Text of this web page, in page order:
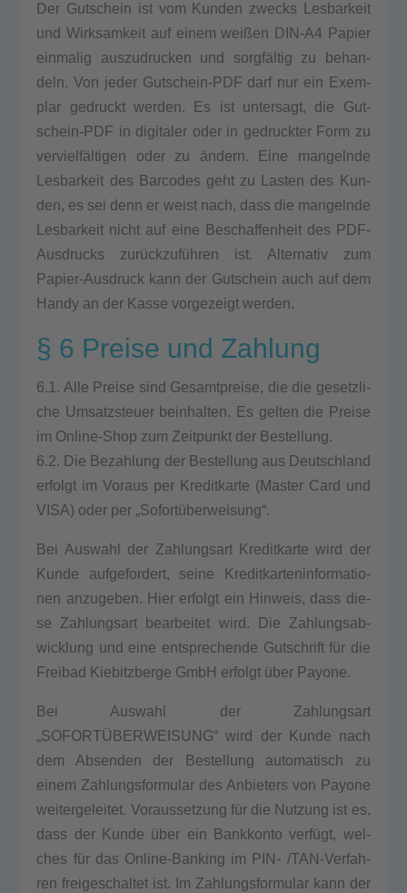
Der Gut­schein ist vom Kun­den zwecks Les­bar­keit
und Wirk­sam­keit auf einem wei­ßen DIN-A4 Papier
ein­ma­lig aus­zu­dru­cken und sorgfältig zu behan­
deln. Von jeder Gut­schein-PDF darf nur ein Exem­
plar gedruckt wer­den. Es ist unter­sagt, die Gut­
schein-PDF in digi­ta­ler oder in gedruck­ter Form zu
vervielfältigen oder zu ändern. Eine man­geln­de
Les­bar­keit des Bar­codes geht zu Las­ten des Kun­
den, es sei denn er weist nach, dass die man­geln­de
Les­bar­keit nicht auf eine Beschaf­fen­heit des PDF-
Aus­drucks zurückzuführen ist. Alter­na­tiv zum
Papier-Aus­druck kann der Gut­schein auch auf dem
Han­dy an der Kas­se vor­ge­zeigt wer­den.
§ 6 Preise und Zahlung
6.1. Alle Prei­se sind Gesamt­prei­se, die die gesetz­li­
che Umsatz­steu­er beinhal­ten. Es gel­ten die Prei­se
im Online-Shop zum Zeit­punkt der Bestel­lung.
6.2. Die Bezah­lung der Bestel­lung aus Deutsch­land
erfolgt im Vor­aus per Kre­dit­kar­te (Mas­ter Card und
VISA) oder per „Sofortüberweisung“.
Bei Aus­wahl der Zah­lungs­art Kre­dit­kar­te wird der
Kun­de auf­ge­for­dert, sei­ne Kre­dit­kar­ten­in­for­ma­tio­
nen anzu­ge­ben. Hier erfolgt ein Hin­weis, dass die­
se Zah­lungs­art bear­bei­tet wird. Die Zah­lungs­ab­
wick­lung und eine ent­spre­chen­de Gut­schrift für die
Frei­bad Kie­bitz­ber­ge GmbH erfolgt über Payo­ne.
Bei Aus­wahl der Zah­lungs­art
„SOFORTÜBERWEISUNG“ wird der Kun­de nach
dem Absen­den der Bestel­lung auto­ma­tisch zu
einem Zah­lungs­for­mu­lar des Anbie­ters von Payo­ne
wei­ter­ge­lei­tet. Vor­aus­set­zung für die Nut­zung ist es,
dass der Kun­de über ein Bank­kon­to verfügt, wel­
ches für das Online-Ban­king im PIN- /TAN-Ver­fah­
ren frei­ge­schal­tet ist. Im Zah­lungs­for­mu­lar kann der